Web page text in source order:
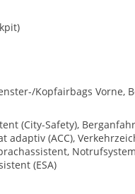
Kopfairbags Vorne,
(City-Safety),
adaptiv (ACC),
(ESA)